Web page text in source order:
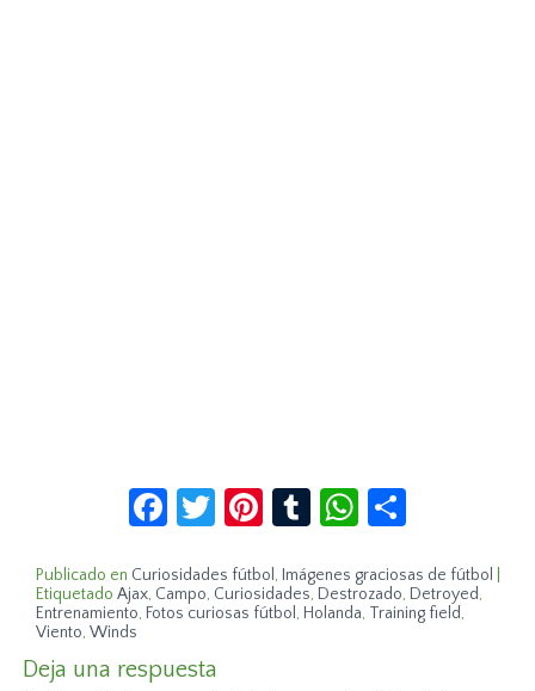
Facebook
Twitter
Pinterest
TumblrWhatsApp
Publicado en Curiosidades fútbol , Imágenes graciosas de fútbol
Etiquetado Ajax, Campo, Curiosidades, Destrozado, Detroyed,
Entrenamiento, Fotos curiosas fútbol , Holanda, Training field,
Viento,Winds
Deja una respuesta